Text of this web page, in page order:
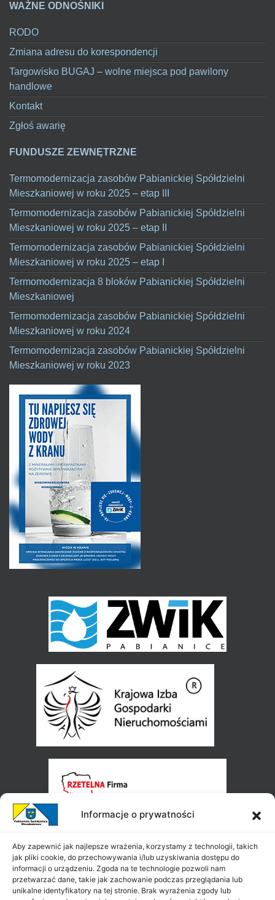
Informacje o prywatności
Aby zapewnić jak najlepsze wrażenia, korzystamy z technologii, takich
jak pliki cookie, do przechowywania i/lub uzyskiwania dostępu do
informacji o urządzeniu. Zgoda na te technologie pozwoli nam
przetwarzać dane, takie jak zachowanie podczas przeglądania lub
unikalne identyfikatory na tej stronie. Brak wyrażenia zgody lub
WAŻNE ODNOŚNIKI
RODO
Zmiana adresu do korespondencji
Targowisko BUGAJ – wolne miejsca pod pawilony
handlowe
Kontakt
Zgłoś awarię
FUNDUSZE ZEWNĘTRZNE
Termomodernizacja zasobów Pabianickiej Spółdzielni
Mieszkaniowej w roku 2025 – etap III
Termomodernizacja zasobów Pabianickiej Spółdzielni
Mieszkaniowej w roku 2025 – etap II
Termomodernizacja zasobów Pabianickiej Spółdzielni
Mieszkaniowej w roku 2025 – etap I
Termomodernizacja 8 bloków Pabianickiej Spółdzielni
Mieszkaniowej
Termomodernizacja zasobów Pabianickiej Spółdzielni
Mieszkaniowej w roku 2024
Termomodernizacja zasobów Pabianickiej Spółdzielni
Mieszkaniowej w roku 2023